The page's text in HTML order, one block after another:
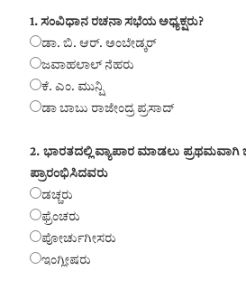
1. ಸಂವಿಧಾನ ರಚನಾ ಸಭೆಯ ಅಧ್ಯಕ್ಷರು?
ಡಾ. ಬಿ. ಆರ್. ಅಂಬೇಡ್ಕರ್
ಜವಾಹಲಾಲ್ ನೆಹರು
ಕೆ. ಎಂ. ಮುನ್ಷಿ
ಡಾ ಬಾಬು ರಾಜೇಂದ್ರ ಪ್ರಸಾದ್
2. ಭಾರತದಲ್ಲಿ ವ್ಯಾಪಾರ ಮಾಡಲು
ಪ್ರಾರಂಭಿಸಿದವರು
ಡಚ್ಚರು
ಫ್ರೆಂಚರು
ಪೋರ್ಚುಗೀಸರು
ಇಂಗ್ಲೀಷರು